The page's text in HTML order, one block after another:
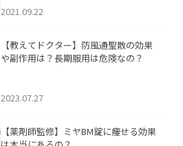
2021.09.22
【教えてドクター】防風通聖散の効果
や副作用は？長期服用は危険なの？
2023.07.27
【薬剤師監修】ミヤBM錠に痩せる効果